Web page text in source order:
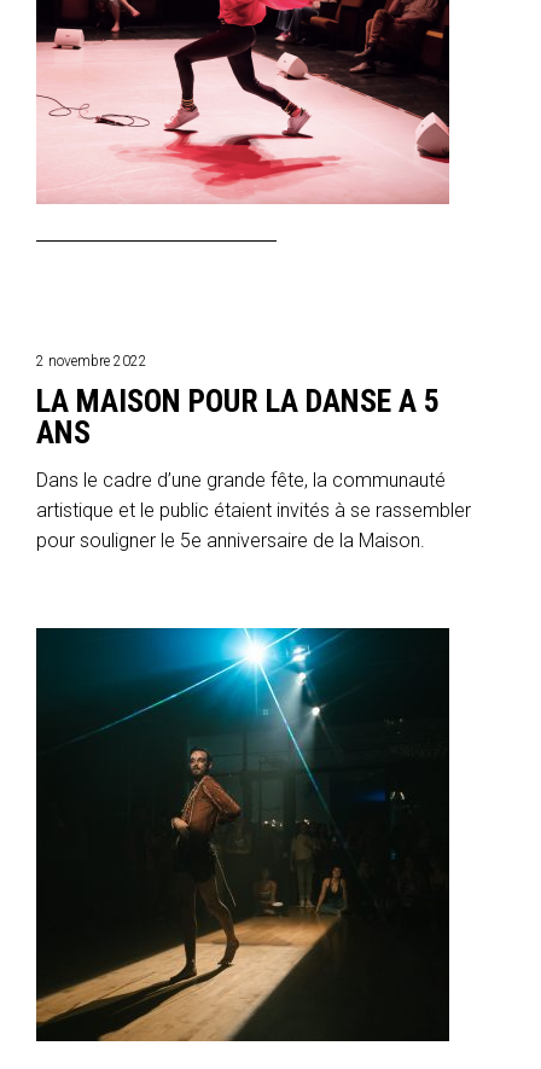
2 novembre 2022
LA MAISON POUR LA DANSE A 5
ANS
Dans le cadre d’une grande fête, la communauté
artistique et le public étaient invités à se rassembler
pour souligner le 5e anniversaire de la Maison.